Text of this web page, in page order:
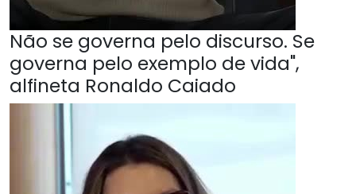
Não se governa pelo discurso. Se
governa pelo exemplo de vida",
alfineta Ronaldo Caiado